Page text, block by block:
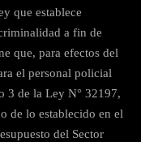
que establece
a fin de
que, para efectos del
el personal policial
3 de la Ley N° 32197,
de lo establecido en el
del Sector